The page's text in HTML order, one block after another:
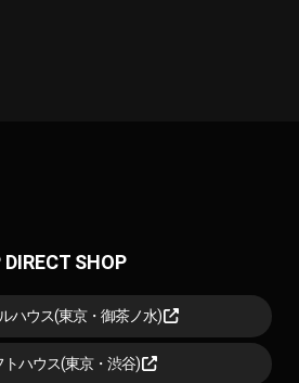
DIRECT SHOP
ハウス(東京・御茶ノ水)
トハウス(東京・渋谷)